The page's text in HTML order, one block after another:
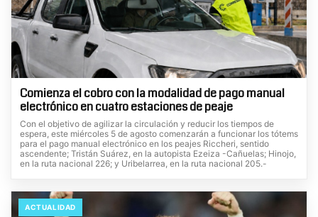
Comienza el cobro con la modalidad de pago manual
electrónico en cuatro estaciones de peaje
Con el objetivo de agilizar la circulación y reducir los tiempos de
espera, este miércoles 5 de agosto comenzarán a funcionar los tótems
para el pago manual electrónico en los peajes Riccheri, sentido
ascendente; Tristán Suárez, en la autopista Ezeiza -Cañuelas; Hinojo,
en la ruta nacional 226; y Uribelarrea, en la ruta nacional 205.-
ACTUALIDAD